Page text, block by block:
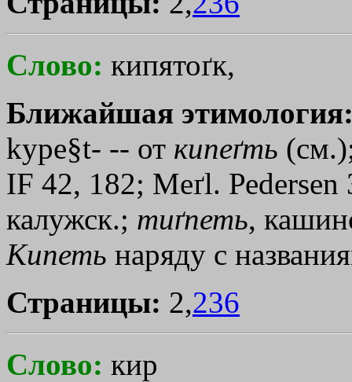
Слово: кипятоґк,
Ближайшая
kype§t- -- от кипеґть
IF 42, 182; Мeґl.
калужск.; тиґпеть,
Кипеть наряду с
Страницы: 2,236
Слово: кир